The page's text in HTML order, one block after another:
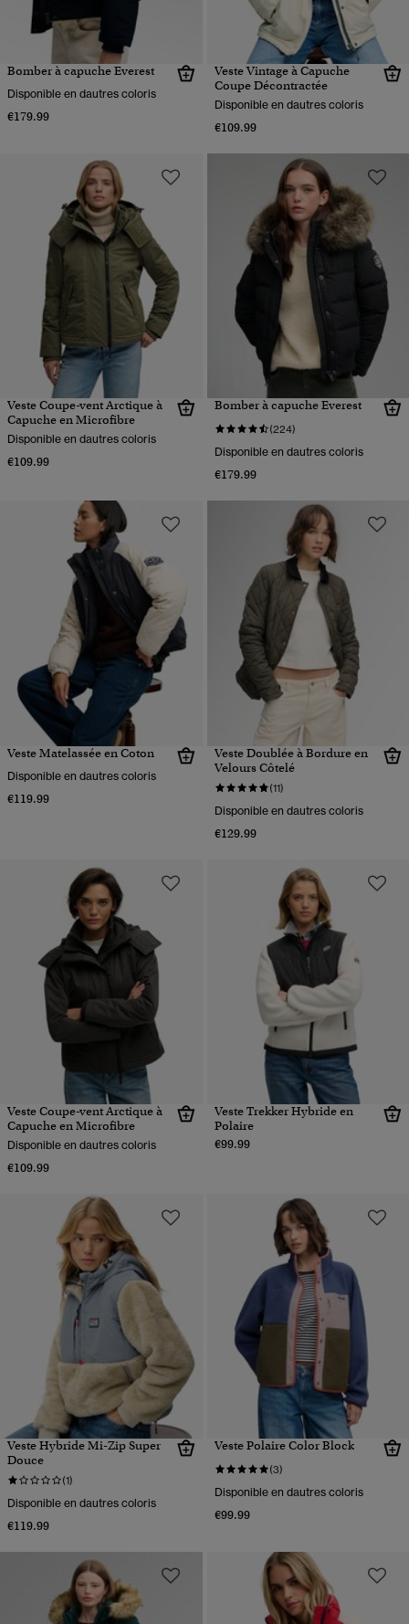
Bomber à capuche Everest
Disponible en dautres coloris
€179.99
Veste Vintage à Capuche
Coupe Décontractée
Disponible en dautres coloris
€109.99
Veste Coupe-vent Arctique à
Capuche en Microfibre
Disponible en dautres coloris
€109.99
Bomber à capuche Everest
(224)
Disponible en dautres coloris
€179.99
Veste Matelassée en Coton
Disponible en dautres coloris
€119.99
Veste Doublée à Bordure en
Velours Côtelé
(11)
Disponible en dautres coloris
€129.99
Veste Coupe-vent Arctique à
Capuche en Microfibre
Disponible en dautres coloris
€109.99
Veste Trekker Hybride en
Polaire
€99.99
Veste Hybride Mi-Zip Super
Douce
(1)
Disponible en dautres coloris
€119.99
Veste Polaire Color Block
(3)
Disponible en dautres coloris
€99.99